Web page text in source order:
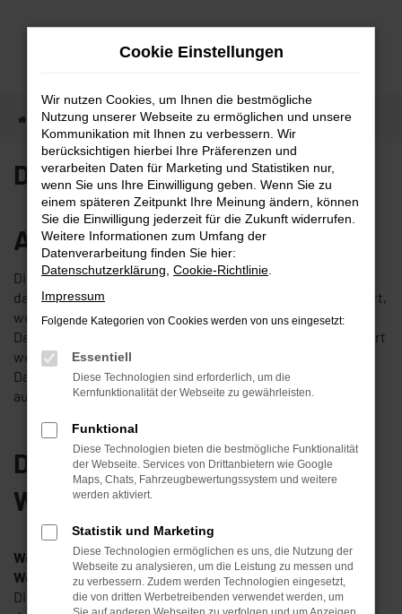
Zum
Startseite Datenschutz
Datenschutzerklärung
Allgemeine Hinweise
Die folgenden Hinweise geben einen einfachen Überblick
darüber, was mit Ihren personenbezogenen Daten passiert,
wenn Sie unsere Website besuchen. Personenbezogene
Daten sind alle Daten, mit denen Sie persönlich identifiziert
werden können. Ausführliche Informationen zum Thema
Datenschutz entnehmen Sie unserer unter diesem Text
aufgeführten Datenschutzerklärung.
Datenerfassung auf unserer
Website
Wer ist verantwortlich für die Datenerfassung auf dieser
Website?
Die Datenverarbeitung auf dieser Website erfolgt durch
Cookie Einstellungen
Wir nutzen Cookies, um Ihnen die bestmögliche
Nutzung unserer Webseite zu ermöglichen und unsere
Kommunikation mit Ihnen zu verbessern. Wir
berücksichtigen hierbei Ihre Präferenzen und
verarbeiten Daten für Marketing und Statistiken nur,
wenn Sie uns Ihre Einwilligung geben. Wenn Sie zu
einem späteren Zeitpunkt Ihre Meinung ändern, können
Sie die Einwilligung jederzeit für die Zukunft widerrufen.
Weitere Informationen zum Umfang der
Datenverarbeitung finden Sie hier:
Datenschutzerklärung Cookie-Richtlinie
Impressum
Folgende Kategorien von Cookies werden von uns eingesetzt:
Essentiell
Diese Technologien sind erforderlich, um die
Kernfunktionalität der Webseite zu gewährleisten.
Funktional
Diese Technologien bieten die bestmögliche Funktionalität
der Webseite. Services von Drittanbietern wie Google
Maps, Chats, Fahrzeugbewertungssystem und weitere
werden aktiviert.
Statistik und Marketing
Diese Technologien ermöglichen es uns, die Nutzung der
Webseite zu analysieren, um die Leistung zu messen und
zu verbessern. Zudem werden Technologien eingesetzt,
die von dritten Werbetreibenden verwendet werden, um